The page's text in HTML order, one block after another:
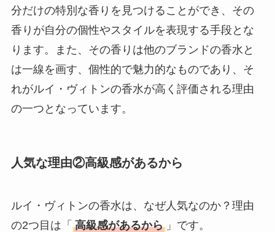
分だけの特別な香りを見つけることができ、その
香りが自分の個性やスタイルを表現する手段とな
ります。また、その香りは他のブランドの香水と
は一線を画す、個性的で魅力的なものであり、そ
れがルイ・ヴィトンの香水が高く評価される理由
の一つとなっています。
人気な理由②高級感があるから
ルイ・ヴィトンの香水は、なぜ人気なのか？理由
の2つ目は「 高級感があるから 」です。